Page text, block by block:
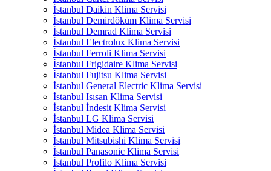
İstanbul Daikin Klima Servisi
İstanbul Demirdöküm Klima Servisi
İstanbul Demrad Klima Servisi
İstanbul Electrolux Klima Servisi
İstanbul Ferroli Klima Servisi
İstanbul Frigidaire Klima Servisi
İstanbul Fujitsu Klima Servisi
İstanbul General Electric Klima Servisi
İstanbul Isısan Klima Servisi
İstanbul İndesit Klima Servisi
İstanbul LG Klima Servisi
İstanbul Midea Klima Servisi
İstanbul Mitsubishi Klima Servisi
İstanbul Panasonic Klima Servisi
İstanbul Profilo Klima Servisi